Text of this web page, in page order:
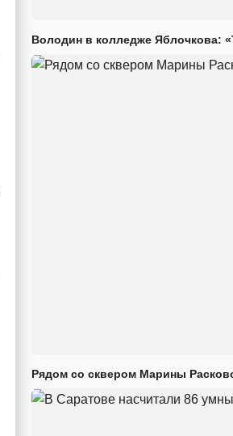
Володин в колледже Яблочкова:
Рядом со сквером Марины